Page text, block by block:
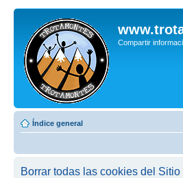
Compartir
Índice general
Borrar todas las cookies del Sitio